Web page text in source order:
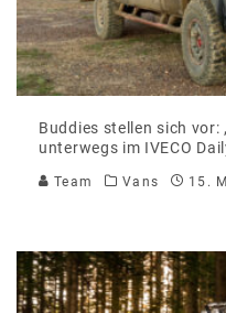
Buddies stellen sich vor:
unterwegs im IVECO
Team Vans 15.